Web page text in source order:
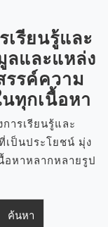
เรียนรู้และ
ลและแหล่ง
รรค์ความ
ทุกเนื้อหา
ารเรียนรู้และ
เป็นประโยชน์ มุ่ง
อหาหลากหลายรูป